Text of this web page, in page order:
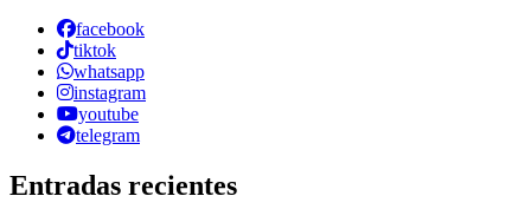
facebook
tiktok
whatsapp
instagram
youtube
telegram
Entradas recientes